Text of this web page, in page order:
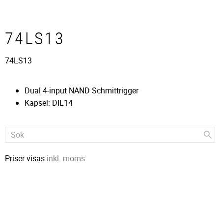
74LS13
74LS13
Dual 4-input NAND Schmittrigger
Kapsel: DIL14
Priser visas inkl. moms